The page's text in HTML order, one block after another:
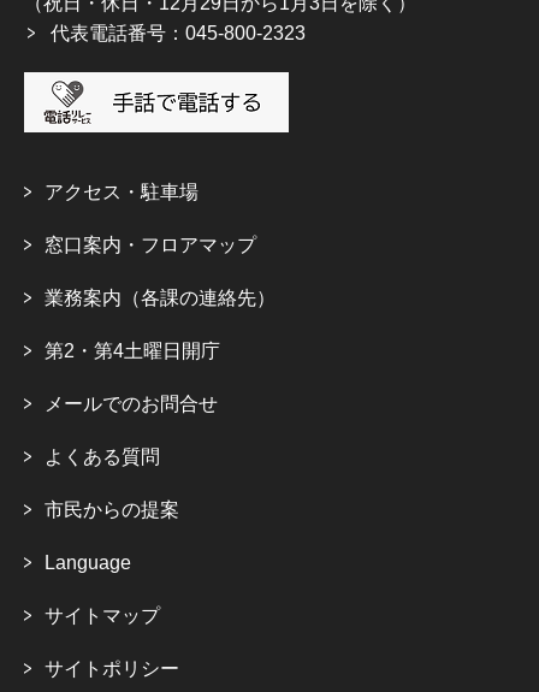
代表電話番号：045-800-2323
アクセス・駐車場
窓口案内・フロアマップ
業務案内（各課の連絡先）
第2・第4土曜日開庁
メールでのお問合せ
よくある質問
市民からの提案
Language
サイトマップ
サイトポリシー